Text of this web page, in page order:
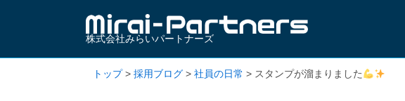
株式会社みらいパートナーズ
トップ> 採用ブログ > 社員の日常 > スタンプが溜まりました